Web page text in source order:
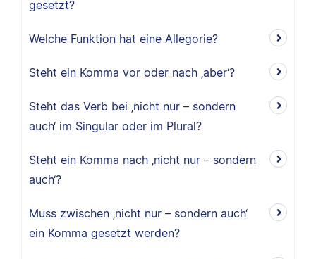
gesetzt?
Welche Funktion hat eine Allegorie?
Steht ein Komma vor oder nach ‚aber‘?
Steht das Verb bei ‚nicht nur – sondern
auch‘ im Singular oder im Plural?
Steht ein Komma nach ‚nicht nur – sondern
auch‘?
Muss zwischen ‚nicht nur – sondern auch‘
ein Komma gesetzt werden?